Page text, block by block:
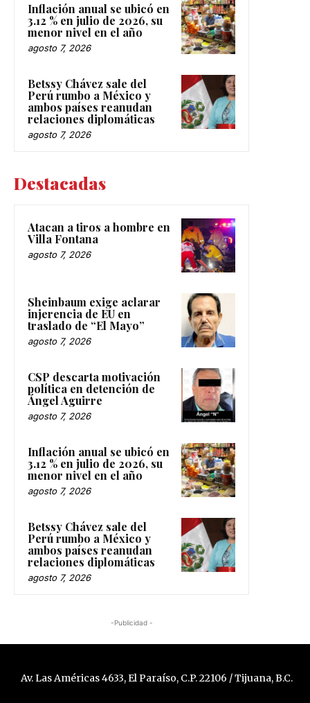
Inflación anual se ubicó en
3.12 % en julio de 2026, su
menor nivel en el año
agosto 7, 2026
Betssy Chávez sale del
Perú rumbo a México y
ambos países reanudan
relaciones diplomáticas
agosto 7, 2026
Destacadas
Atacan a tiros a hombre en
Villa Fontana
agosto 7, 2026
Sheinbaum exige aclarar
injerencia de EU en
traslado de “El Mayo”
agosto 7, 2026
CSP descarta motivación
política en detención de
Ángel Aguirre
agosto 7, 2026
Inflación anual se ubicó en
3.12 % en julio de 2026, su
menor nivel en el año
agosto 7, 2026
Betssy Chávez sale del
Perú rumbo a México y
ambos países reanudan
relaciones diplomáticas
agosto 7, 2026
-Publicidad -
Av. Las Américas 4633, El Paraíso, C.P. 22106 / Tijuana, B.C.